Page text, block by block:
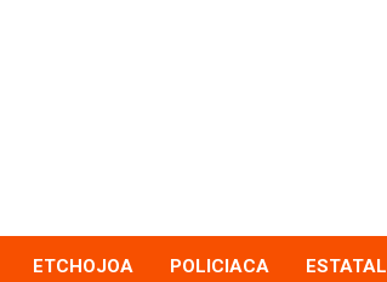
ETCHOJOA POLICIACA ESTATAL